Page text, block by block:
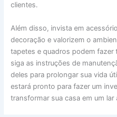
clientes.
Além disso, invista em
decoração e valorizem o
tapetes e quadros podem fazer
siga as instruções de
deles para prolongar sua vida
estará pronto para fazer um
transformar sua casa em um